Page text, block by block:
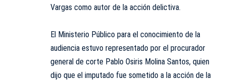
Vargas como autor de la acción delictiva.
El Ministerio Público para el conocimiento de la
audiencia estuvo representado por el procurador
general de corte Pablo Osiris Molina Santos, quien
dijo que el imputado fue sometido a la acción de la